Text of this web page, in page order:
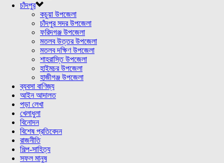
চাঁদপুর
কচুয়া উপজেলা
চাঁদপুর সদর উপজেলা
ফরিদগঞ্জ উপজেলা
মতলব উত্তর উপজেলা
মতলব দক্ষিণ উপজেলা
শাহরাস্তি উপজেলা
হাইমচর উপজেলা
হাজীগঞ্জ উপজেলা
ব্যবসা বাণিজ্য
আইন আদালত
পড়া লেখা
খেলাধুলা
বিনোদন
বিশেষ প্রতিবেদন
রাজনীতি
শিল্প-সাহিত্য
সফল মানুষ